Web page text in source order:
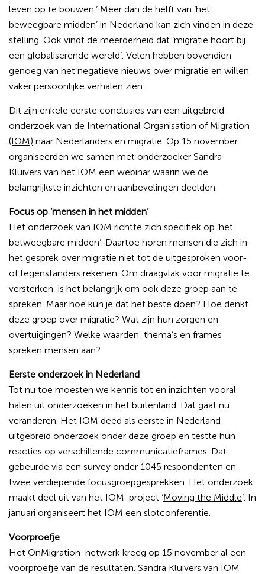
leven op te bouwen.’ Meer dan de helft van ‘het
beweegbare midden’ in Nederland kan zich vinden in deze
stelling. Ook vindt de meerderheid dat ‘migratie hoort bij
een globaliserende wereld’. Velen hebben bovendien
genoeg van het negatieve nieuws over migratie en willen
vaker persoonlijke verhalen zien.
Dit zijn enkele eerste conclusies van een uitgebreid
onderzoek van de International Organisation of Migration
(IOM) naar Nederlanders en migratie. Op 15 november
organiseerden we samen met onderzoeker Sandra
Kluivers van het IOM een webinar waarin we de
belangrijkste inzichten en aanbevelingen deelden.
Focus op ‘mensen in het midden’
Het onderzoek van IOM richtte zich specifiek op ‘het
betweegbare midden’. Daartoe horen mensen die zich in
het gesprek over migratie niet tot de uitgesproken voor-
of tegenstanders rekenen. Om draagvlak voor migratie te
versterken, is het belangrijk om ook deze groep aan te
spreken. Maar hoe kun je dat het beste doen? Hoe denkt
deze groep over migratie? Wat zijn hun zorgen en
overtuigingen? Welke waarden, thema’s en frames
spreken mensen aan?
Eerste onderzoek in Nederland
Tot nu toe moesten we kennis tot en inzichten vooral
halen uit onderzoeken in het buitenland. Dat gaat nu
veranderen. Het IOM deed als eerste in Nederland
uitgebreid onderzoek onder deze groep en testte hun
reacties op verschillende communicatieframes. Dat
gebeurde via een survey onder 1045 respondenten en
twee verdiepende focusgroepgesprekken. Het onderzoek
maakt deel uit van het IOM-project ‘Moving the Middle’. In
januari organiseert het IOM een slotconferentie.
Voorproefje
Het OnMigration-netwerk kreeg op 15 november al een
voorproefje van de resultaten. Sandra Kluivers van IOM